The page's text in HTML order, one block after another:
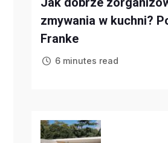
zmywania w kuchni?
Franke
6 minutes read